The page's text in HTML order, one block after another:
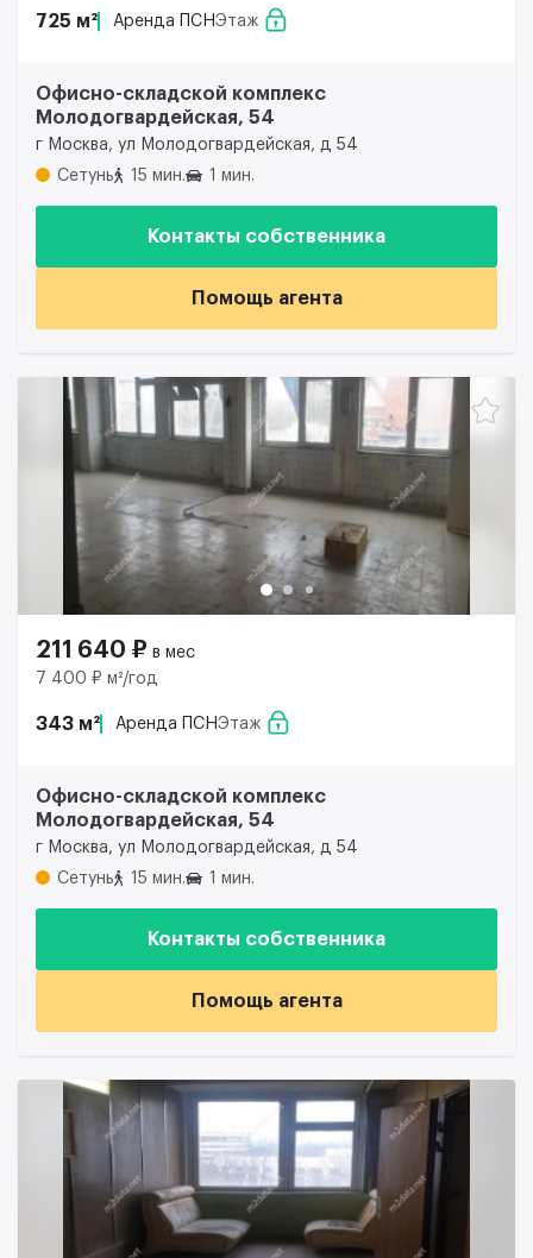
725 м² Аренда ПСНЭтаж
Офисно-складской комплекс
Молодогвардейская, 54
г Москва, ул Молодогвардейская, д 54
Сетунь
15 мин. 1 мин.
Контакты собственника
Помощь агента
211 640 ₽ в мес
7 400 ₽ м²/год
343 м² Аренда ПСНЭтаж
Офисно-складской комплекс
Молодогвардейская, 54
г Москва, ул Молодогвардейская, д 54
Сетунь
15 мин. 1 мин.
Контакты собственника
Помощь агента